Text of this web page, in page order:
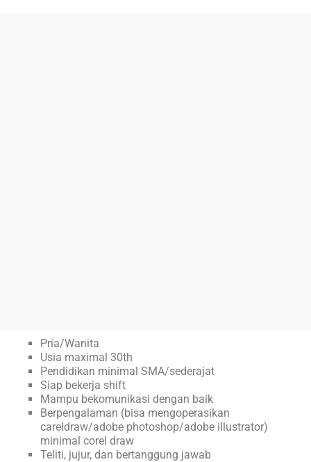
Pria/Wanita
Usia maximal 30th
Pendidikan minimal SMA/sederajat
Siap bekerja shift
Mampu bekomunikasi dengan baik
Berpengalaman (bisa mengoperasikan
careldraw/adobe photoshop/adobe illustrator)
minimal corel draw
Teliti, jujur, dan bertanggung jawab